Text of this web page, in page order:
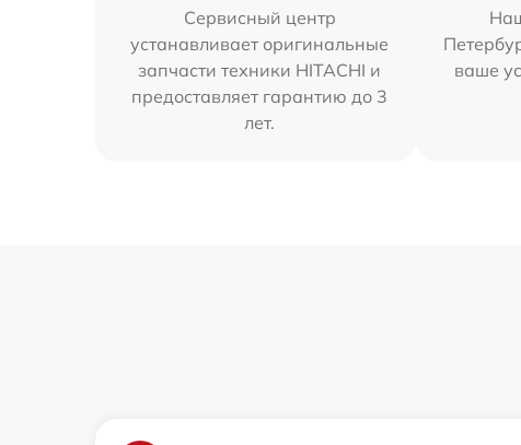
Сервисный центр
устанавливает оригинальные
запчасти техники HITACHI и
предоставляет гарантию до 3
лет.
ваше